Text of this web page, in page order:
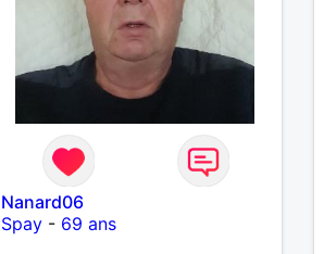
Nanard06
Spay- 69 ans